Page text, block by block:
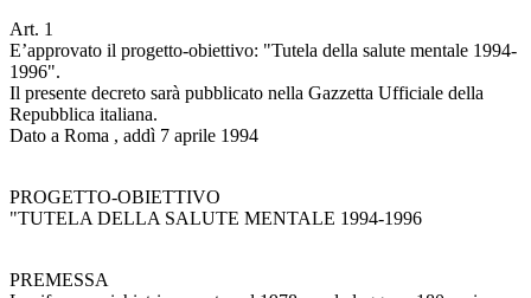
Art. 1
E’approvato il progetto-obiettivo: "Tutela della salute mentale 1994-
1996".
Il presente decreto sarà pubblicato nella Gazzetta Ufficiale della
Repubblica italiana.
Dato a Roma , addì 7 aprile 1994
PROGETTO-OBIETTIVO
"TUTELA DELLA SALUTE MENTALE 1994-1996
PREMESSA